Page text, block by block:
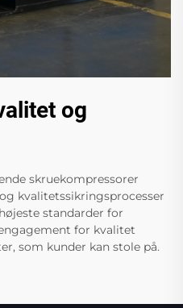
og
skruekompressorer
kvalitetssikringsprocesser
standarder for
for kvalitet
som kunder kan stole på.